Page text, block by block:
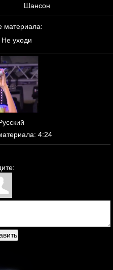
Шансон
материала:
уходи
: 4:24